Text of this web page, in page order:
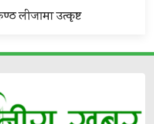
लीजामा उत्कृष्ट